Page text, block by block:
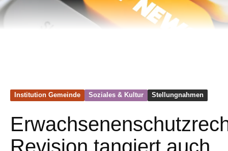
Institution Gemeinde Soziales & Kultur Stellungnahmen
Revision tangiert auch